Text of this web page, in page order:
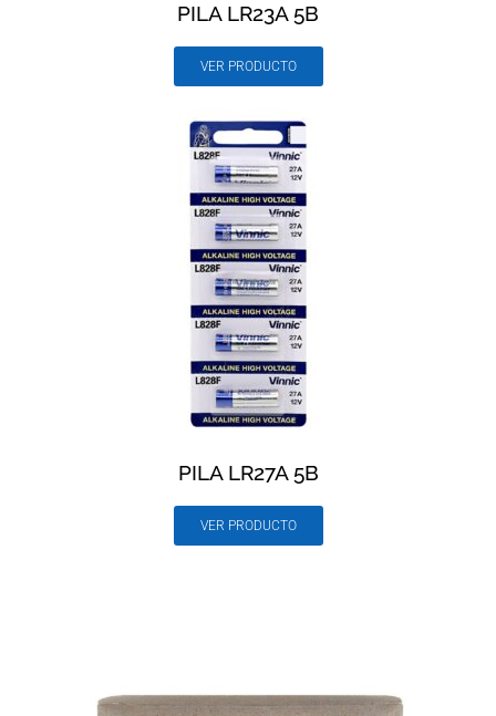
PILA LR23A 5B
VER PRODUCTO
PILA LR27A 5B
VER PRODUCTO